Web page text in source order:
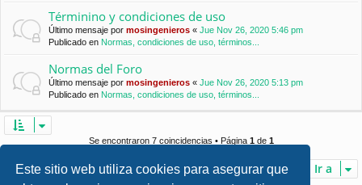
Este sitio web utiliza cookies para asegurar que
Términino y condiciones de uso
Último mensaje por mosingenieros « Jue Nov 26, 2020 5:46 pm
Publicado en Normas, condiciones de uso, términos...
Normas del Foro
Último mensaje por mosingenieros « Jue Nov 26, 2020 5:13 pm
Publicado en Normas, condiciones de uso, términos...
Se encontraron 7 coincidencias • Página 1de 1
Ir a